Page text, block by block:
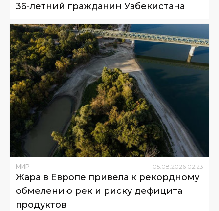
36-летний гражданин Узбекистана
МИР 05.08.2026 02:23
Жара в Европе привела к рекордному
обмелению рек и риску дефицита
продуктов